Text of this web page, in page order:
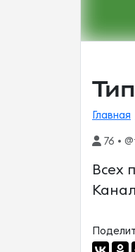
Главная
76 •
Всех